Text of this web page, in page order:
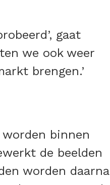
gaat
we ook weer
brengen.’
binnen
de beelden
worden daarna